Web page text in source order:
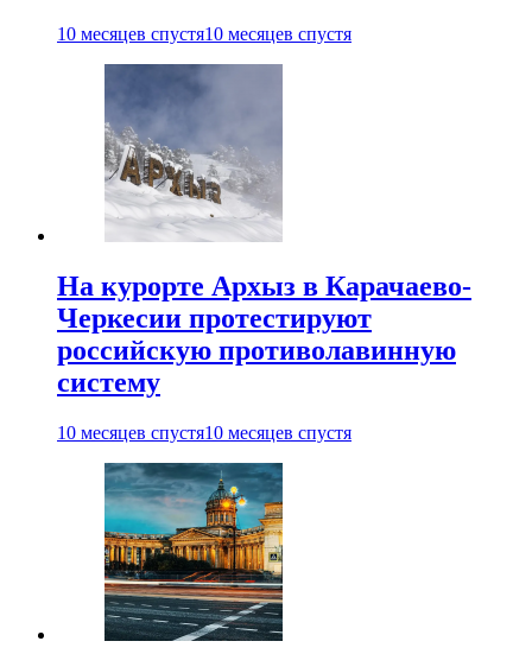
10 месяцев спустя10 месяцев спустя
На курорте Архыз в Карачаево-
Черкесии протестируют
российскую противолавинную
систему
10 месяцев спустя10 месяцев спустя